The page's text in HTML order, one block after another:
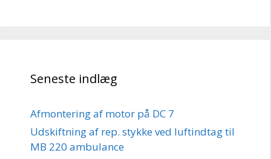
Seneste indlæg
Afmontering af motor på DC 7
Udskiftning af rep. stykke ved luftindtag til
MB 220 ambulance